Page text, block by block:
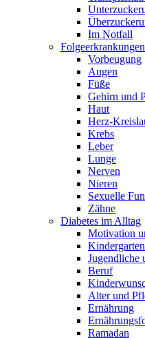
Im Notfall
Folgeerkrankungen
Vorbeugung
Augen
Füße
Gehirn und
Haut
Herz-
Krebs
Leber
Lunge
Nerven
Nieren
Sexuelle
Zähne
Diabetes im Alltag
Motivation
Jugendliche
Beruf
Alter und
Ernährung
Ramadan